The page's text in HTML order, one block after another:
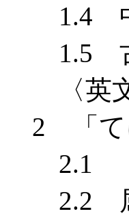
1.4
1.5
〈英文
2 「て
2.1 「
2.2 屈